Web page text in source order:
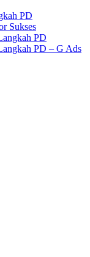
PD
Sukses
PD
PD – G Ads